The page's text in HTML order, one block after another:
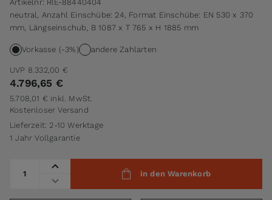
Artikelnr: RIE-88440404
neutral, Anzahl Einschübe: 24, Format Einschübe: EN 530 x 370
mm, Längseinschub, B 1087 x T 765 x H 1885 mm
Vorkasse (-3%) andere Zahlarten
UVP 8.332,00 €
4.796,65 €
5.708,01 € inkl. MwSt.
Kostenloser Versand
Lieferzeit: 2-10 Werktage
1 Jahr Vollgarantie
in den Warenkorb